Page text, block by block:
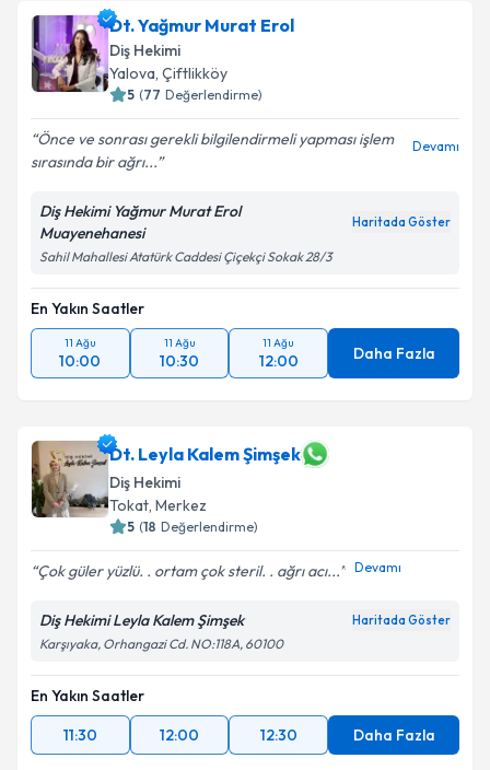
Dt. Yağmur Murat Erol
Diş Hekimi
Yalova, Çiftlikköy
5 (77 Değerlendirme)
Önce ve sonrası gerekli bilgilendirmeli yapması işlem
sırasında bir ağrı...
Devamı
Diş Hekimi Yağmur Murat Erol
Muayenehanesi
Haritada Göster
Sahil Mahallesi Atatürk Caddesi Çiçekçi Sokak 28/3
En Yakın Saatler
11 Ağu
10:00
11 Ağu
10:30
11 Ağu
12:00 Daha Fazla
Dt. Leyla Kalem Şimşek
Diş Hekimi
Tokat, Merkez
5 (18 Değerlendirme)
Çok güler yüzlü. . ortam çok steril. . ağrı acı... Devamı
Diş Hekimi Leyla Kalem Şimşek Haritada Göster
Karşıyaka, Orhangazi Cd. NO:118A, 60100
En Yakın Saatler
11:30
12:00 12:30 Daha Fazla